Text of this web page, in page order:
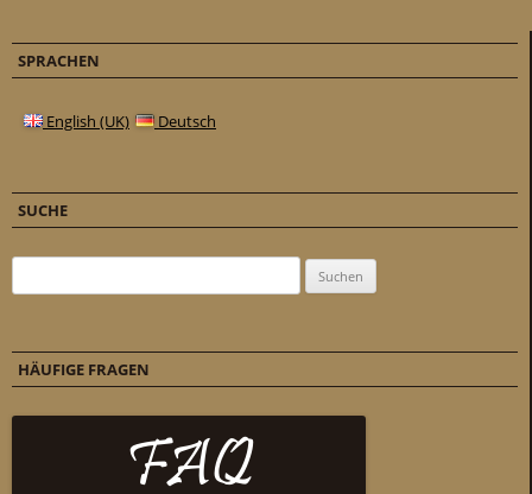
SPRACHEN
English (UK) Deutsch
SUCHE
HÄUFIGE FRAGEN